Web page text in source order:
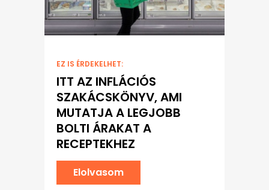
EZ IS ÉRDEKELHET:
ITT AZ INFLÁCIÓS
SZAKÁCSKÖNYV, AMI
MUTATJA A LEGJOBB
BOLTI ÁRAKAT A
RECEPTEKHEZ
Elolvasom